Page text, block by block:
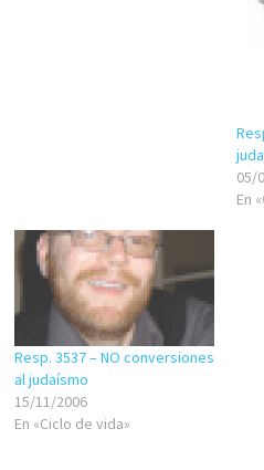
05/
En
Resp. 3537 – NO conversiones
al judaísmo
15/11/2006
En «Ciclo de vida»